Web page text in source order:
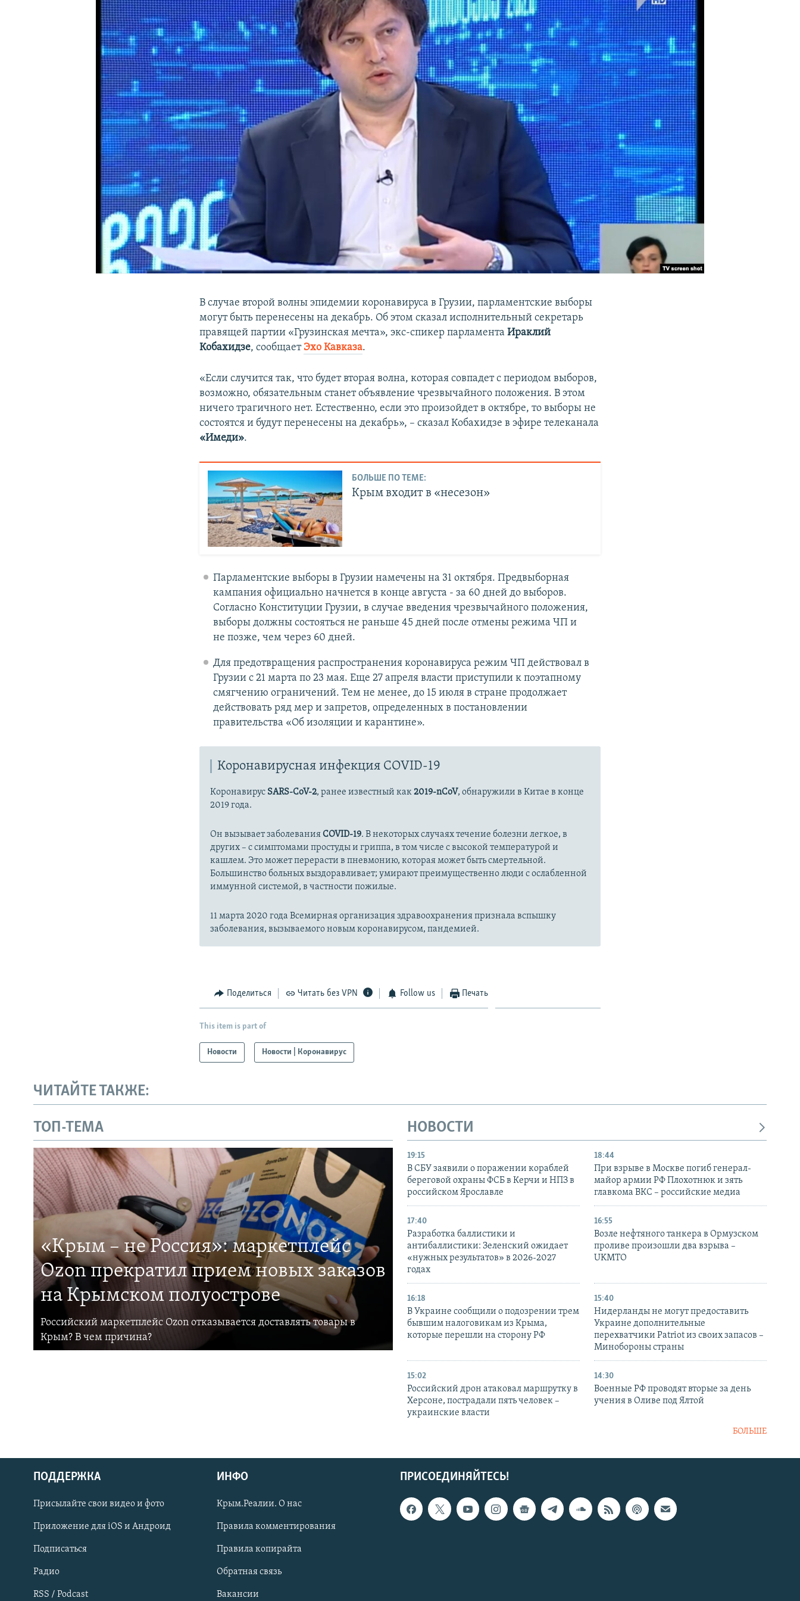
КРЫМ.НЕПОКОРЕННЫЙ
УКРАИНСКАЯ ПРОБЛЕМА КРЫМА
Українською
Qırımtatar
ПРИСОЕДИНЯЙТЕСЬ!
В случае второй волны эпидемии коронавируса в Грузии, парламентские выборы
могут быть перенесены на декабрь. Об этом сказал исполнительный секретарь
правящей партии «Грузинская мечта», экс-спикер парламентаИраклий
Кобахидзе, сообщает Эхо Кавказа.
«Если случится так, что будет вторая волна, которая совпадет с периодом выборов,
возможно, обязательным станет объявление чрезвычайного положения. В этом
ничего трагичного нет. Естественно, если это произойдет в октябре, то выборы не
состоятся и будут перенесены на декабрь», – сказал Кобахидзе в эфире телеканала
«Имеди».
БОЛЬШЕ ПО ТЕМЕ:
Крым входит в «несезон»
Парламентские выборы в Грузии намечены на 31 октября. Предвыборная
кампания официально начнется в конце августа - за 60 дней до выборов.
Согласно Конституции Грузии, в случае введения чрезвычайного положения,
выборы должны состояться не раньше 45 дней после отмены режима ЧП и
не позже, чем через 60 дней.
Для предотвращения распространения коронавируса режим ЧП действовал в
Грузии с 21 марта по 23 мая. Еще 27 апреля власти приступили к поэтапному
смягчению ограничений. Тем не менее, до 15 июля в стране продолжает
действовать ряд мер и запретов, определенных в постановлении
правительства «Об изоляции и карантине».
Коронавирусная инфекция COVID-19
Коронавирус SARS-CoV-2, ранее известный как2019-nCoV, обнаружили в Китае в конце
2019 года.
Он вызывает заболеванияCOVID-19. В некоторых случаях течение болезни легкое, в
других – с симптомами простуды и гриппа, в том числе с высокой температурой и
кашлем. Это может перерасти в пневмонию, которая может быть смертельной.
Большинство больных выздоравливает; умирают преимущественно люди с ослабленной
иммунной системой, в частности пожилые.
11 марта 2020 года Всемирная организация здравоохранения признала вспышку
заболевания, вызываемого новым коронавирусом, пандемией.
Поделиться Читать без VPN Follow us Печать
This item is part of
Новости Новости | Коронавирус
ЧИТАЙТЕ ТАКЖЕ:
ТОП-ТЕМА
«Крым – не Россия»: маркетплейс
Ozon прекратил прием новых заказов
на Крымском полуострове
Российский маркетплейс Ozon отказывается доставлять товары в
Крым? В чем причина?
НОВОСТИ
19:15
В СБУ заявили о поражении кораблей
береговой охраны ФСБ в Керчи и НПЗ в
российском Ярославле
18:44
При взрыве в Москве погиб генерал-
майор армии РФ Плохотнюк и зять
главкома ВКС – российские медиа
17:40
Разработка баллистики и
антибаллистики: Зеленский ожидает
«нужных результатов» в 2026-2027
годах
16:55
Возле нефтяного танкера в Ормузском
проливе произошли два взрыва –
UKMTO
16:18
В Украине сообщили о подозрении трем
бывшим налоговикам из Крыма,
которые перешли на сторону РФ
15:40
Нидерланды не могут предоставить
Украине дополнительные
перехватчики Patriot из своих запасов –
Минобороны страны
15:02
Российский дрон атаковал маршрутку в
Херсоне, пострадали пять человек –
украинские власти
14:30
Военные РФ проводят вторые за день
учения в Оливе под Ялтой
БОЛЬШЕ
ПРИСОЕДИНЯЙТЕСЬ!
ПОДДЕРЖКА
Присылайте свои видео и фото
Приложение для iOS и Андроид
Подписаться
Радио
RSS / Podcast
ИНФО
Крым.Реалии. О нас
Правила комментирования
Правила копирайта
Обратная связь
Вакансии